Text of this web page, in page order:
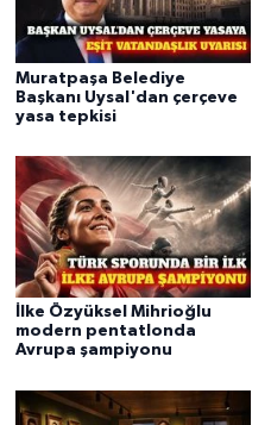
Muratpaşa Belediye
Başkanı Uysal'dan çerçeve
yasa tepkisi
İlke Özyüksel Mihrioğlu
modern pentatlonda
Avrupa şampiyonu